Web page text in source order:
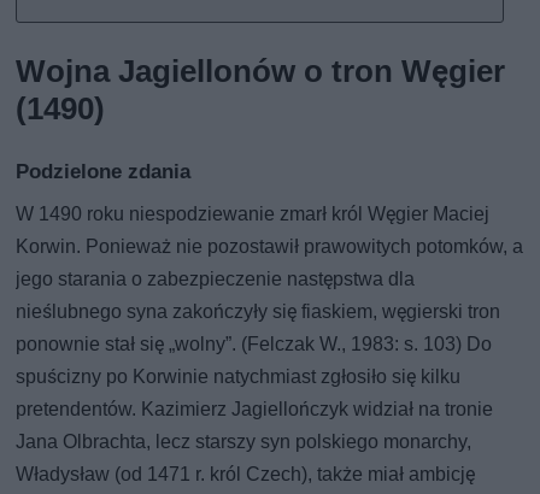
Wojna Jagiellonów o tron Węgier
(1490)
Podzielone zdania
W 1490 roku niespodziewanie zmarł król Węgier Maciej
Korwin. Ponieważ nie pozostawił prawowitych potomków, a
jego starania o zabezpieczenie następstwa dla
nieślubnego syna zakończyły się fiaskiem, węgierski tron
ponownie stał się „wolny”. (Felczak W., 1983: s. 103) Do
spuścizny po Korwinie natychmiast zgłosiło się kilku
pretendentów. Kazimierz Jagiellończyk widział na tronie
Jana Olbrachta, lecz starszy syn polskiego monarchy,
Władysław (od 1471 r. król Czech), także miał ambicję